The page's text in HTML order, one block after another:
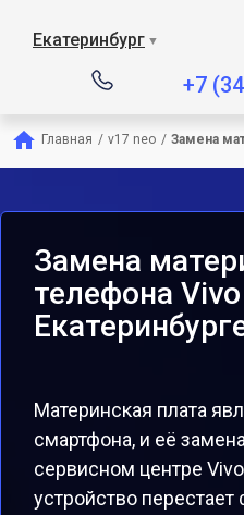
Екатеринбург ▼
+7
Главная / v17 neo / Замена
Замена
телефона
Материнская плата
смартфона, и её
сервисном центре
устройство